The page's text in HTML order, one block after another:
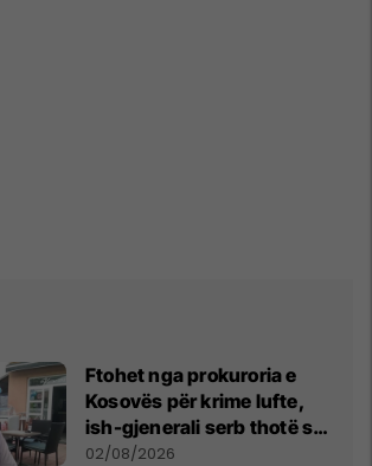
Ftohet nga prokuroria e
Kosovës për krime lufte,
ish-gjenerali serb thotë se
dikush e tradhtoi në
02/08/2026